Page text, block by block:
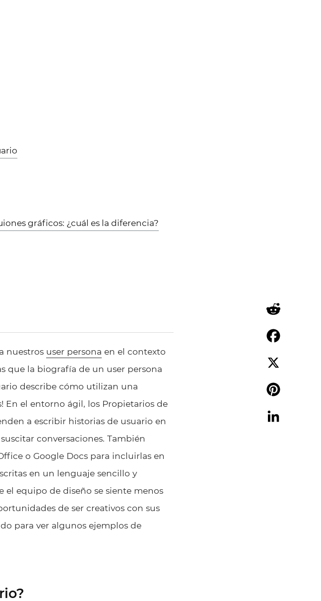
gráficos: ¿cuál es la diferencia?
nuestros user persona en el contexto
que la biografía de un user persona
describe cómo utilizan una
el entorno ágil, los Propietarios de
a escribir historias de usuario en
conversaciones. También
o Google Docs para incluirlas en
en un lenguaje sencillo y
equipo de diseño se siente menos
de ser creativos con sus
para ver algunos ejemplos de